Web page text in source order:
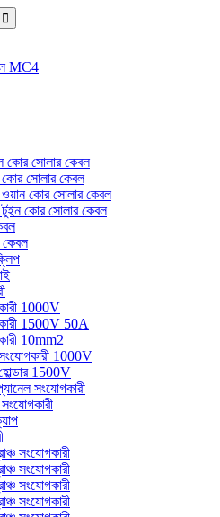
কোর সোলার কেবল
সোলার কেবল
কোর সোলার কেবল
কোর সোলার কেবল
কেবল
1000V
1500V 50A
10mm2
1000V
1500V
সংযোগকারী
সংযোগকারী
সংযোগকারী
সংযোগকারী
সংযোগকারী